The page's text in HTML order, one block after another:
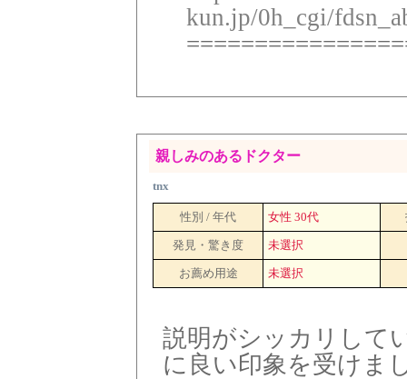
kun.jp/0h_cgi/
親しみのあるドクター
tnx
性別 / 年代 女性 30代
発見・驚き度 未選択
お薦め用途 未選択
説明がシッカリして
に良い印象を受けま